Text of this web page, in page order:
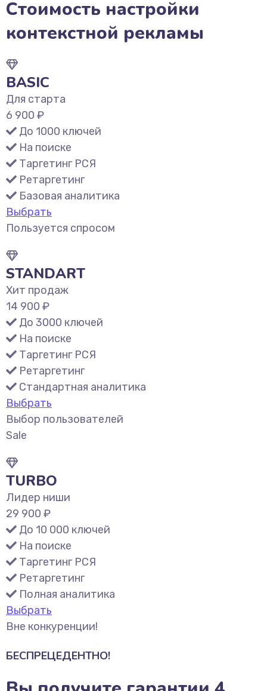
Стоимость настройки
контекстной рекламы
BASIC
Для старта
6 900 ₽
До 1000 ключей
На поиске
Таргетинг РСЯ
Ретаргетинг
Базовая аналитика
Выбрать
Пользуется спросом
STANDART
Хит продаж
14 900 ₽
До 3000 ключей
На поиске
Таргетинг РСЯ
Ретаргетинг
Стандартная аналитика
Выбрать
Выбор пользователей
Sale
TURBO
Лидер ниши
29 900 ₽
До 10 000 ключей
На поиске
Таргетинг РСЯ
Ретаргетинг
Полная аналитика
Выбрать
Вне конкуренции!
БЕСПРЕЦЕДЕНТНО!